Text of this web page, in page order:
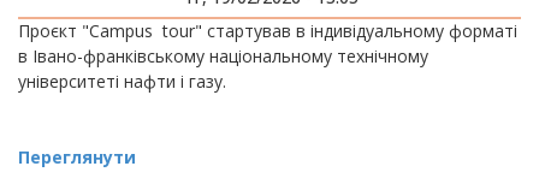
Проєкт "Campus tour" стартував в індивідуальному форматі
в Івано-франківському національному технічному
університеті нафти і газу.
Переглянути